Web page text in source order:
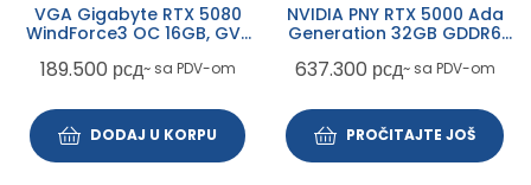
VGA Gigabyte RTX 5080
WindForce3 OC 16GB, GV-
189.500 рсд~ sa PDV-om
DODAJ U KORPU
NVIDIA PNY RTX 5000 Ada
Generation 32GB GDDR6
VCNRTX5000ADA-SB
637.300 рсд~ sa PDV-om
PROČITAJTE JOŠ